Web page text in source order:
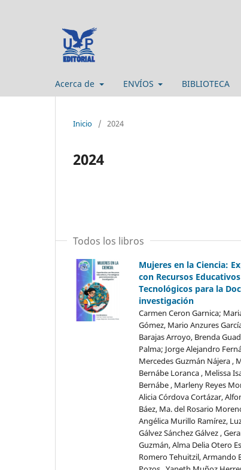
Acerca de ENVÍOS BIBLIOTECA
Inicio / 2024
2024
Todos los libros
Mujeres en la Ciencia:
con Recursos
Tecnológicos para la
investigación
Carmen Ceron Garnica;
Gómez, Mario Anzures
Barajas Arroyo, Brenda
Palma; Jorge Alejandro
Mercedes Guzmán Nájera ,
Bernábe Loranca , Melissa
Bernábe , Marleny Reyes
Alicia Córdova Cortázar,
Báez, Ma. del Rosario
Angélica Murillo Ramírez,
Gálvez Sánchez Gálvez ,
Guzmán, Alma Delia Otero
Romero Tehuitzil, Armando